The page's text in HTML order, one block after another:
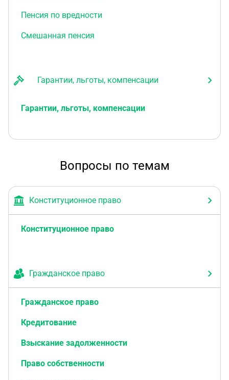
Пенсия по вредности
Смешанная пенсия
Гарантии, льготы, компенсации
Гарантии, льготы, компенсации
Вопросы по темам
Конституционное право
Конституционное право
Гражданское право
Гражданское право
Кредитование
Взыскание задолженности
Право собственности